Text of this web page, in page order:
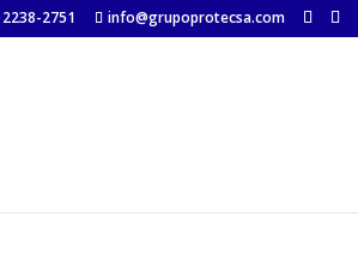
2751 info@grupoprotecsa.com